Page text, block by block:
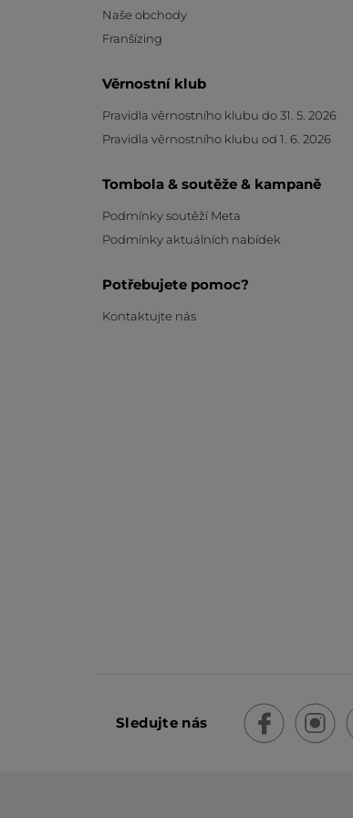
Naše obchody
Franšízing
Věrnostní klub
Pravidla věrnostního klubu do 31. 5. 2026
Pravidla věrnostního klubu od 1. 6. 2026
Tombola & soutěže & kampaně
Podmínky soutěží Meta
Podmínky aktuálních nabídek
Potřebujete pomoc?
Kontaktujte nás
Sledujte nás